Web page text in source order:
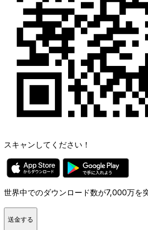
スキャンしてください！
世界中でのダウンロード数が7,000万を
送金する